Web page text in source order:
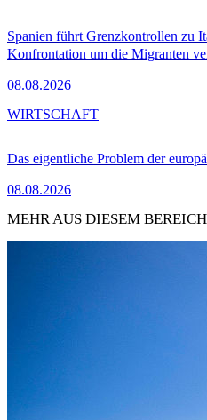
Spanien führt Grenzkontrollen zu
Konfrontation um die Migranten
08.08.2026
Das eigentliche Problem der
08.08.2026
WIRTSCHAFT
MEHR AUS DIESEM BEREICH